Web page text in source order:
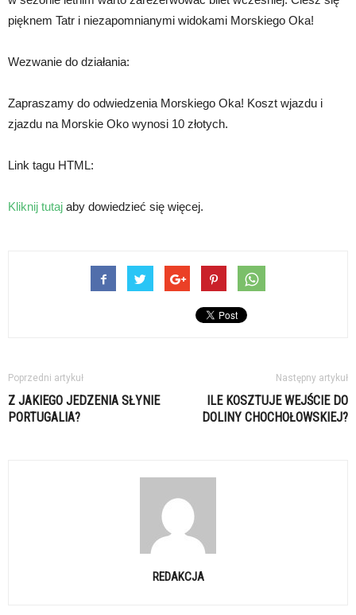
pięknem Tatr i niezapomnianymi widokami Morskiego Oka!
Wezwanie do działania:
Zapraszamy do odwiedzenia Morskiego Oka! Koszt wjazdu i
zjazdu na Morskie Oko wynosi 10 złotych.
Link tagu HTML:
Kliknij tutaj aby dowiedzieć się więcej.
Poprzedni artykuł
Z JAKIEGO JEDZENIA SŁYNIE
PORTUGALIA?
Następny artykuł
ILE KOSZTUJE WEJŚCIE DO
DOLINY CHOCHOŁOWSKIEJ?
REDAKCJA